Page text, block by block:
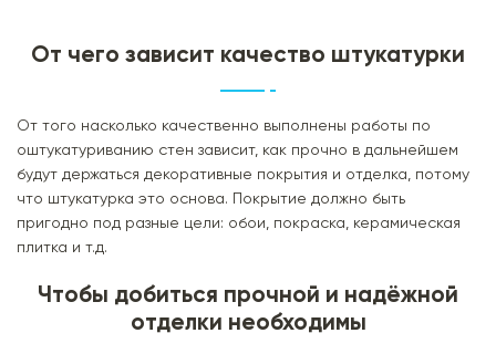
От чего зависит качество штукатурки
От того насколько качественно выполнены работы по
оштукатуриванию стен зависит, как прочно в дальнейшем
будут держаться декоративные покрытия и отделка, потому
что штукатурка это основа. Покрытие должно быть
пригодно под разные цели: обои, покраска, керамическая
плитка и т.д.
Чтобы добиться прочной и надёжной
отделки необходимы